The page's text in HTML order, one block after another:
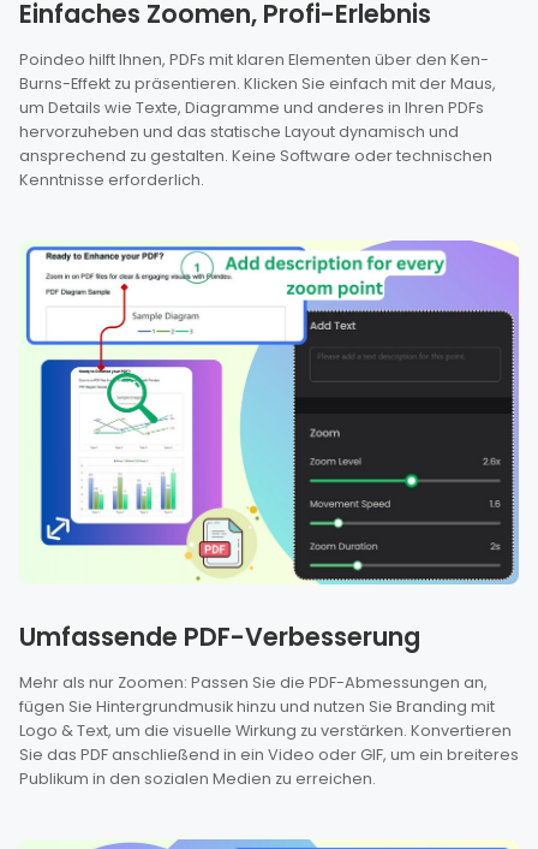
Einfaches Zoomen, Profi-Erlebnis
Poindeo hilft Ihnen, PDFs mit klaren Elementen über den Ken-
Burns-Effekt zu präsentieren. Klicken Sie einfach mit der Maus,
um Details wie Texte, Diagramme und anderes in Ihren PDFs
hervorzuheben und das statische Layout dynamisch und
ansprechend zu gestalten. Keine Software oder technischen
Kenntnisse erforderlich.
Umfassende PDF-Verbesserung
Mehr als nur Zoomen: Passen Sie die PDF-Abmessungen an,
fügen Sie Hintergrundmusik hinzu und nutzen Sie Branding mit
Logo & Text, um die visuelle Wirkung zu verstärken. Konvertieren
Sie das PDF anschließend in ein Video oder GIF, um ein breiteres
Publikum in den sozialen Medien zu erreichen.